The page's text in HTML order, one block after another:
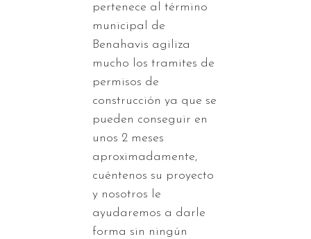
pertenece al término
municipal de
Benahavis agiliza
mucho los tramites de
permisos de
construcción ya que se
pueden conseguir en
unos 2 meses
aproximadamente,
cuéntenos su proyecto
y nosotros le
ayudaremos a darle
forma sin ningún